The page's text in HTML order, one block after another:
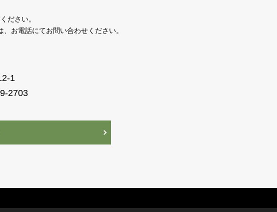
ださい。
お電話にてお問い合わせください。
1
2703